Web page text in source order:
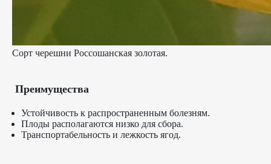
Сорт черешни Россошанская золотая.
Преимущества
Устойчивость к распространенным болезням.
Плоды располагаются низко для сбора.
Транспортабельность и лежкость ягод.